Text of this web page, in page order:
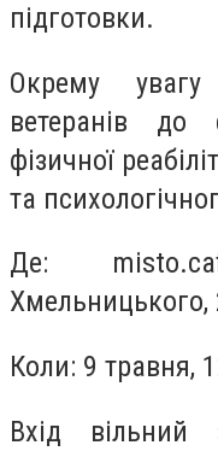
підготовки.
Окрему увагу
ветеранів до
фізичної
та
Де:
Хмельницького,
Коли: 9 травня,
Вхід вільний